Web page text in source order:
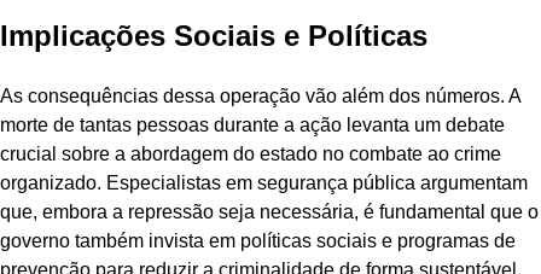
Implicações Sociais e Políticas
As consequências dessa operação vão além dos números. A
morte de tantas pessoas durante a ação levanta um debate
crucial sobre a abordagem do estado no combate ao crime
organizado. Especialistas em segurança pública argumentam
que, embora a repressão seja necessária, é fundamental que o
governo também invista em políticas sociais e programas de
prevenção para reduzir a criminalidade de forma sustentável.